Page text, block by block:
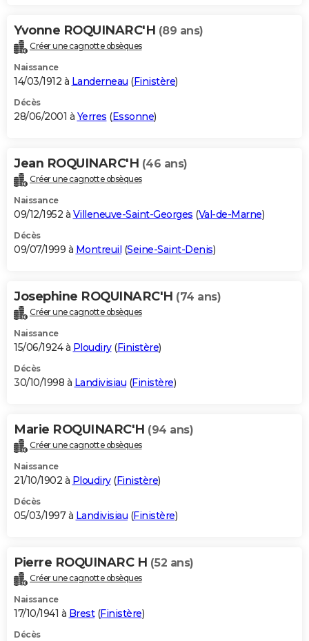
Yvonne ROQUINARC'H (89 ans)
Créer une cagnotte obsèques
Naissance
14/03/1912 à Landerneau (Finistère)
Décès
28/06/2001 à Yerres (Essonne)
Jean ROQUINARC'H (46 ans)
Créer une cagnotte obsèques
Naissance
09/12/1952 à Villeneuve-Saint-Georges (Val-de-Marne)
Décès
09/07/1999 à Montreuil (Seine-Saint-Denis)
Josephine ROQUINARC'H (74 ans)
Créer une cagnotte obsèques
Naissance
15/06/1924 à Ploudiry(Finistère)
Décès
30/10/1998 à Landivisiau (Finistère)
Marie ROQUINARC'H (94 ans)
Créer une cagnotte obsèques
Naissance
21/10/1902 à Ploudiry(Finistère)
Décès
05/03/1997 à Landivisiau (Finistère)
Pierre ROQUINARC H (52 ans)
Créer une cagnotte obsèques
Naissance
17/10/1941 à Brest(Finistère)
Décès